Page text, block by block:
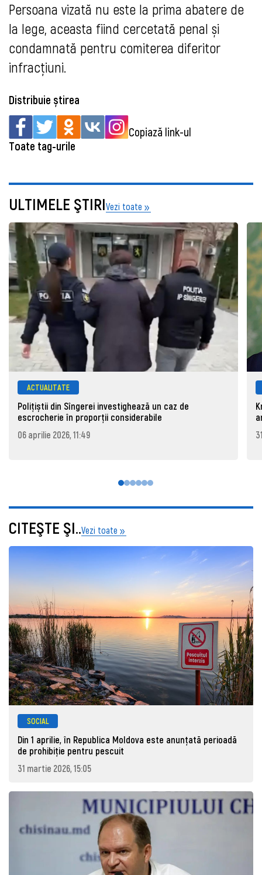
Persoana vizată nu este la prima abatere de
la lege, aceasta fiind cercetată penal și
condamnată pentru comiterea diferitor
infracțiuni.
Distribuie știrea
Copiază link-ul
Toate tag-urile
ULTIMELE ŞTIRIVezi toate
ACTUALITATE
Polițiștii din Sîngerei investighează un caz de
escrocherie în proporții considerabile
06 aprilie 2026, 11:49
CITEŞTE ŞI..Vezi toate
SOCIAL
Din 1 aprilie, în Republica Moldova este anunţată perioadă
de prohibiţie pentru pescuit
31 martie 2026, 15:05